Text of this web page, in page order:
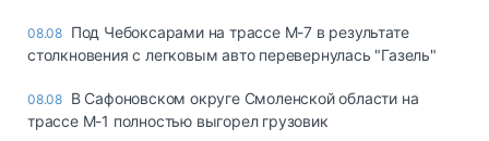
08.08 Под Чебоксарами на трассе М-7 в результате
столкновения с легковым авто перевернулась "Газель"
08.08 В Сафоновском округе Смоленской области на
трассе М-1 полностью выгорел грузовик